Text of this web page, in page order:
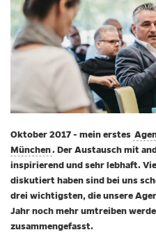
Oktober 2017 - mein erstes
München. Der Austausch mit
inspirierend und sehr lebhaft.
diskutiert haben sind bei uns
drei wichtigsten, die unsere
Jahr noch mehr umtreiben
zusammengefasst.